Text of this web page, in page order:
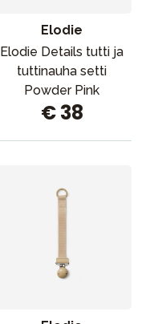
Elodie
Elodie Details tutti ja
tuttinauha setti
Powder Pink
€ 38